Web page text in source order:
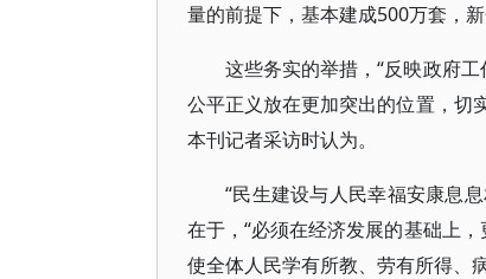
量的前提下，基本建成500万套，新
这些务实的举措，“反映政府
公平正义放在更加突出的位置，切
本刊记者采访时认为。
“民生建设与人民幸福安康息
在于，“必须在经济发展的基础上
使全体人民学有所教、劳有所得、